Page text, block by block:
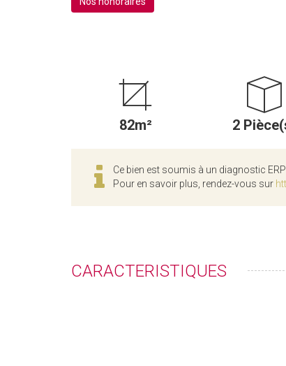
82m² 2
Ce bien est soumis à un diagnostic
Pour en savoir plus, rendez-vous sur
CARACTERISTIQUES